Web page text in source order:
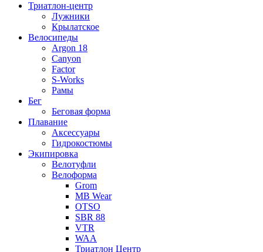
Триатлон-центр
Лужники
Крылатское
Велосипеды
Argon 18
Canyon
Factor
S-Works
Рамы
Бег
Беговая форма
Плавание
Аксессуары
Гидрокостюмы
Экипировка
Велотуфли
Велоформа
Grom
MB Wear
OTSO
SBR 88
VTR
WAA
Триатлон Центр